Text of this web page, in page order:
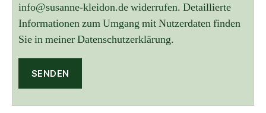
info@susanne-kleidon.de widerrufen. Detaillierte
Informationen zum Umgang mit Nutzerdaten finden
Sie in meiner Datenschutzerklärung.
A